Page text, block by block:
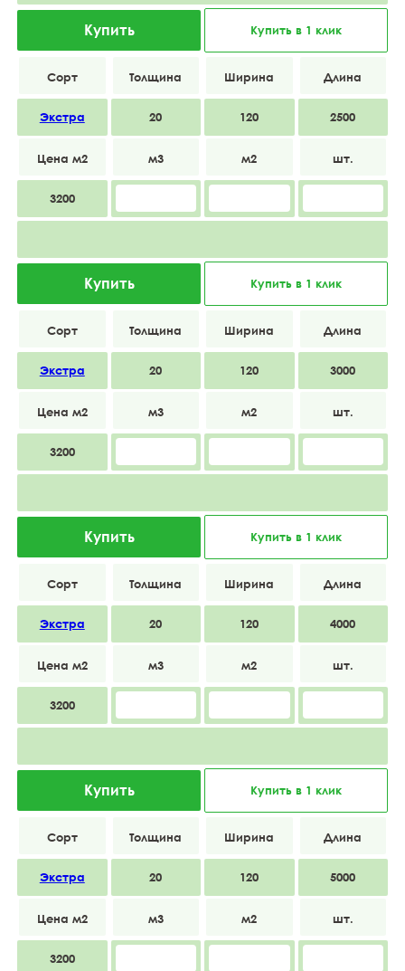
Купить Купить в 1 клик
Экстра 20 120 2500
3200
Купить Купить в 1 клик
Экстра 20 120 3000
3200
Купить Купить в 1 клик
Экстра 20 120 4000
3200
Купить Купить в 1 клик
Экстра 20 120 5000
3200